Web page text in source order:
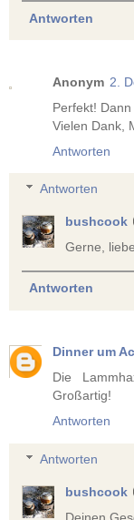
Antworten
Anonym 2.
Perfekt!
Vielen Dank,
Antworten
Antworten
bushcook
Gerne,
Antworten
Dinner um
Die
Großartig!
Antworten
Antworten
bushcook